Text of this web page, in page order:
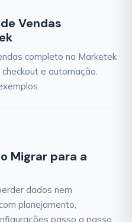
Vendas
completo na Marketek
e automação.
Migrar para a
dados nem
planejamento,
passo a passo.